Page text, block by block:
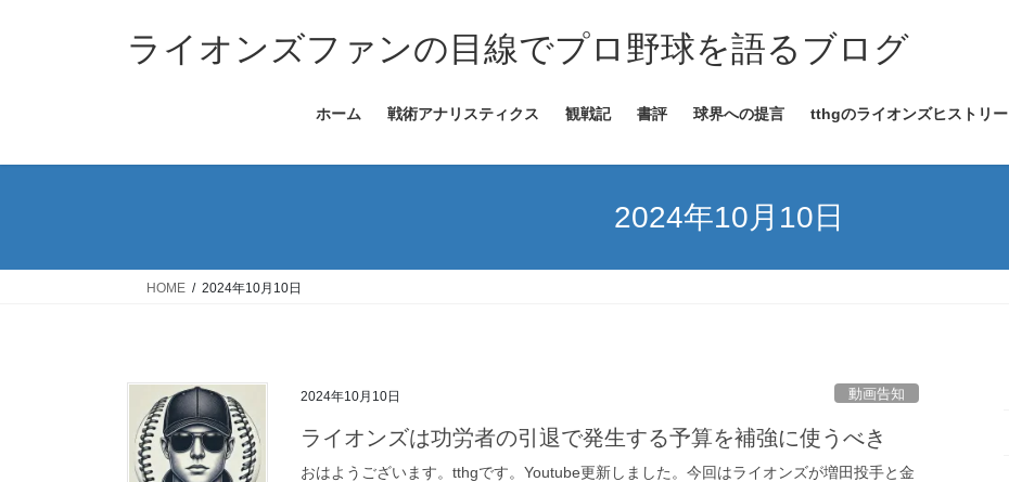
ス
ン
ライオンズファンの目線でプロ野球を語るブログ
ホーム 戦術アナリスティクス 観戦記 書評 球界への提言 tthgのライオンズヒストリー
2024年10月10日
HOME 2024年10月10日
2024年10月10日 動画告知
ライオンズは功労者の引退で発生する予算を補強に使うべき
おはようございます。tthgです。Youtube更新しました。今回はライオンズが増田投手と金